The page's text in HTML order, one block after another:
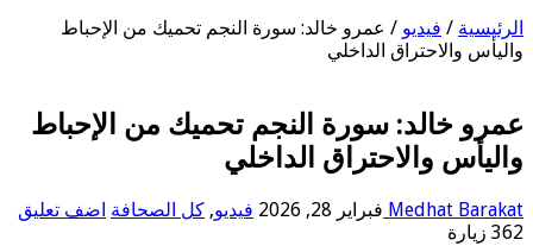
الرئيسية / فيديو / عمرو خالد: سورة النجم تحميك من الإحباط
واليأس والاحتراق الداخلي
عمرو خالد: سورة النجم تحميك من الإحباط
واليأس والاحتراق الداخلي
Medhat Barakat فبراير 28, 2026 فيديو, كل الصحافة اضف تعليق
362 زيارة